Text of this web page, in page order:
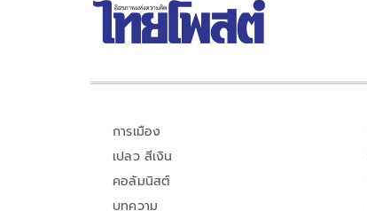
การเมือง
เปลว สีเงิน
คอลัมนิสต์
บทความ